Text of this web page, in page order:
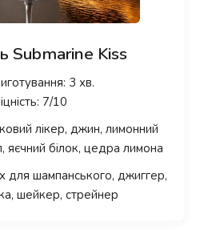
Submarine Kiss
3 хв.
7/10
лікер, джин, лимонний
яєчний білок, цедра лимона
для шампанського, джиггер,
шейкер, стрейнер